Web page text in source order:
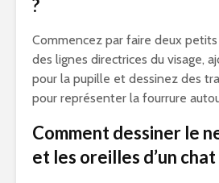
?
Commencez par faire deux petits
des lignes directrices du visage,
pour la pupille et dessinez des
pour représenter la fourrure
Comment dessiner le
et les oreilles d’un chat